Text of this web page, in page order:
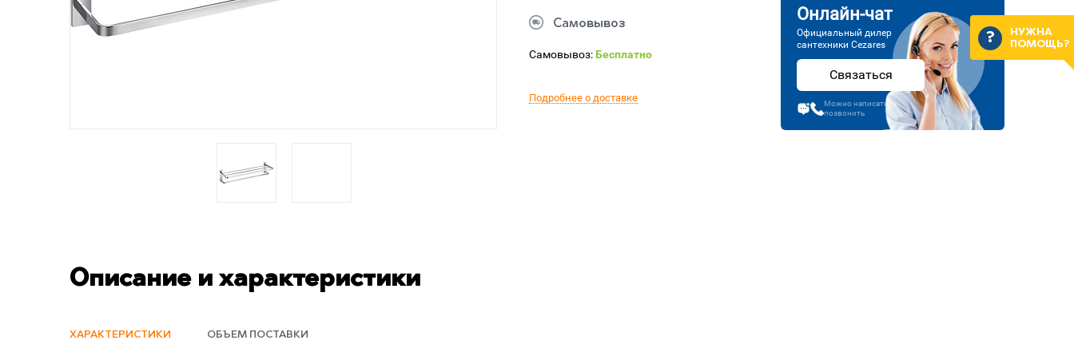
Самовывоз
Самовывоз:Бесплатно
Подробнее о доставке
Онлайн-чат
Официальный дилер
сантехники Cezares
Связаться
Можно написать или
позвонить
Описание и характеристики
ХАРАКТЕРИСТИКИ ОБЪЕМ ПОСТАВКИ
НУЖНА
ПОМОЩЬ?